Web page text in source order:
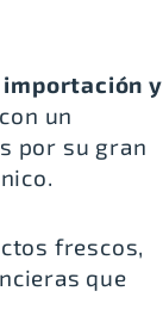
importación y
un
por su gran
frescos,
que